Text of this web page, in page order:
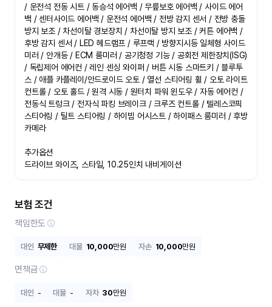
/ 운전석 전동 시트 / 동승석 에어백 / 무릎보호 에어백 / 사이드 에어
백 / 센터사이드 에어백 / 운전석 에어백 / 전방 감지 센서 / 전방 충돌
방지 보조 / 차선이탈 경보장치 / 차선이탈 방지 보조 / 커튼 에어백 /
후방 감지 센서 / LED 헤드램프 / 루프랙 / 방향지시등 일체형 사이드
미러 / 안개등 / ECM 룸미러 / 공기청정 기능 / 공회전 제한장치(ISG)
/ 독립제어 에어컨 / 레인 센싱 와이퍼 / 버튼 시동 스마트키 / 블루투
스 / 애플 카플레이/안드로이드 오토 / 열선 스티어링 휠 / 오토 라이트
컨트롤 / 오토 홀드 / 원격 시동 / 원터치 파워 윈도우 / 자동 에어컨 /
전동식 트렁크 / 전자식 파킹 브레이크 / 크루즈 컨트롤 / 텔레스코픽
스티어링 / 틸트 스티어링 / 하이빔 어시스트 / 하이패스 룸미러 / 후방
카메라
추가옵션
드라이브 와이즈, 스타일, 10.25인치 내비게이션
보험 조건
책임한도
대인 무제한 대물 10,000만원 자손 10,000만원
면책금
대인 - 대물 - 자차 30만원